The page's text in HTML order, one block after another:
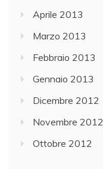
Aprile 2013
Marzo 2013
Febbraio 2013
Gennaio 2013
Dicembre 2012
Novembre 2012
Ottobre 2012